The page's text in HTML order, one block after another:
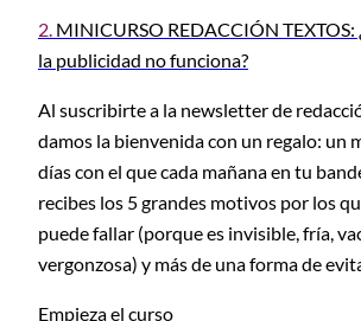
2. MINICURSO REDACCIÓN TEXTOS:
la publicidad no funciona?
Al suscribirte a la newsletter de
damos la bienvenida con un regalo: un
días con el que cada mañana en tu
recibes los 5 grandes motivos por los
puede fallar (porque es invisible, fría,
vergonzosa) y más de una forma de
Empieza el curso